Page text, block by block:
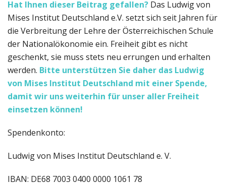
Hat Ihnen dieser Beitrag gefallen? Das Ludwig von
Mises Institut Deutschland e.V. setzt sich seit Jahren für
die Verbreitung der Lehre der Österreichischen Schule
der Nationalökonomie ein. Freiheit gibt es nicht
geschenkt, sie muss stets neu errungen und erhalten
werden. Bitte unterstützen Sie daher das Ludwig
von Mises Institut Deutschland mit einer Spende,
damit wir uns weiterhin für unser aller Freiheit
einsetzen können!
Spendenkonto:
Ludwig von Mises Institut Deutschland e. V.
IBAN: DE68 7003 0400 0000 1061 78